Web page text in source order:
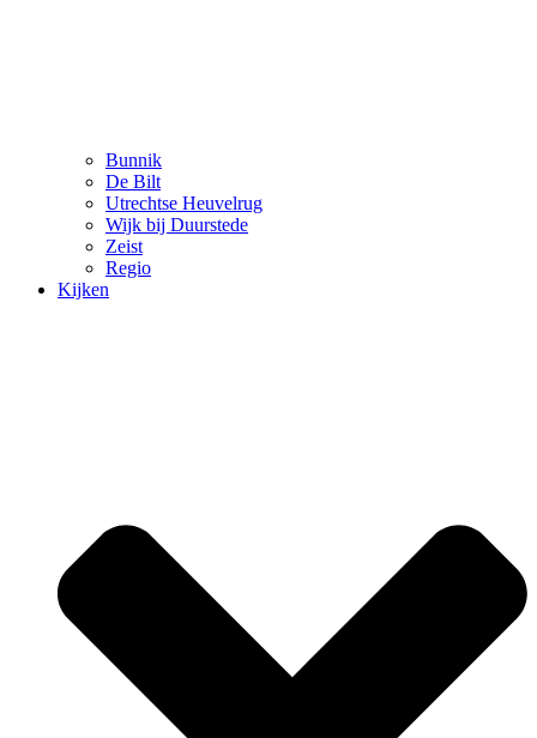
Bunnik
De Bilt
Utrechtse Heuvelrug
Wijk bij Duurstede
Zeist
Regio
Kijken